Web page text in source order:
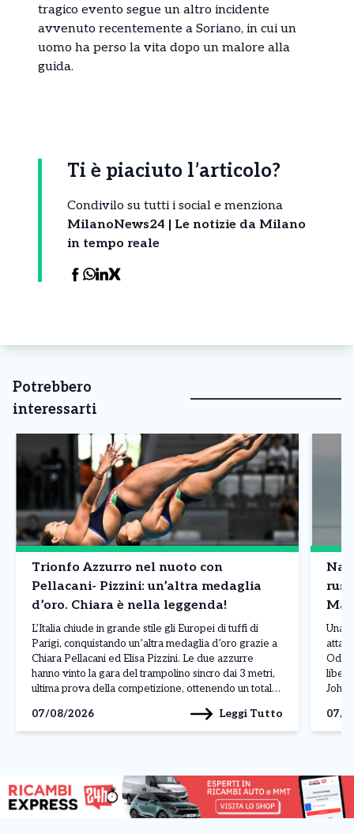
tragico evento segue un altro incidente
avvenuto recentemente a Soriano, in cui un
uomo ha perso la vita dopo un malore alla
guida.
Ti è piaciuto l’articolo?
Condivilo su tutti i social e menziona
MilanoNews24 | Le notizie da Milano
in tempo reale
Potrebbero
interessarti
Trionfo Azzurro nel nuoto con
Pellacani- Pizzini: un’altra medaglia
d’oro. Chiara è nella leggenda!
L’Italia chiude in grande stile gli Europei di tuffi di
Parigi, conquistando un’altra medaglia d’oro grazie a
Chiara Pellacani ed Elisa Pizzini. Le due azzurre
hanno vinto la gara del trampolino sincro dai 3 metri,
ultima prova della competizione, ottenendo un totale
ucraine Ksenila Bochek […]
07/08/2026 Leggi Tutto
Una
07/